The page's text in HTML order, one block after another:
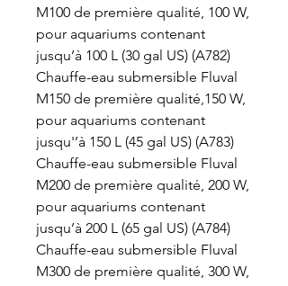
M100 de première qualité, 100 W,
pour aquariums contenant
jusqu’à 100 L (30 gal US) (A782)
Chauffe-eau submersible Fluval
M150 de première qualité,150 W,
pour aquariums contenant
jusqu'’à 150 L (45 gal US) (A783)
Chauffe-eau submersible Fluval
M200 de première qualité, 200 W,
pour aquariums contenant
jusqu’à 200 L (65 gal US) (A784)
Chauffe-eau submersible Fluval
M300 de première qualité, 300 W,